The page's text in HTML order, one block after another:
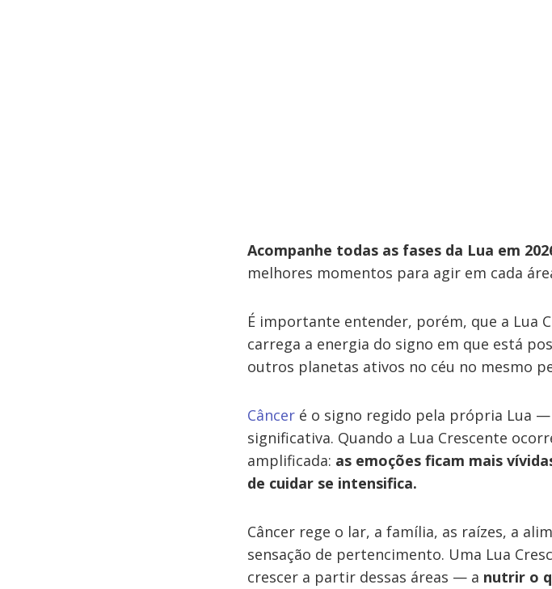
Acompanhe todas as fases da Lua em
melhores momentos para agir em cada
É importante entender, porém, que a Lua
carrega a energia do signo em que está
outros planetas ativos no céu no mesmo
Câncer é o signo regido pela própria Lua
significativa. Quando a Lua Crescente
amplificada: as emoções ficam mais
de cuidar se intensifica.
Câncer rege o lar, a família, as raízes, a
sensação de pertencimento. Uma Lua
crescer a partir dessas áreas — a nutrir o